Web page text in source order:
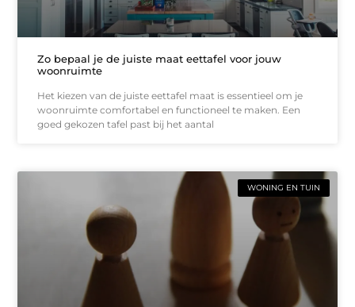
Zo bepaal je de juiste maat eettafel voor jouw
woonruimte
Het kiezen van de juiste eettafel maat is essentieel om je
woonruimte comfortabel en functioneel te maken. Een
goed gekozen tafel past bij het aantal
WONING EN TUIN